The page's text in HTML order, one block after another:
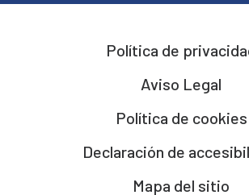
Política de
Aviso Legal
Política de cookies
Declaración de
Mapa del sitio